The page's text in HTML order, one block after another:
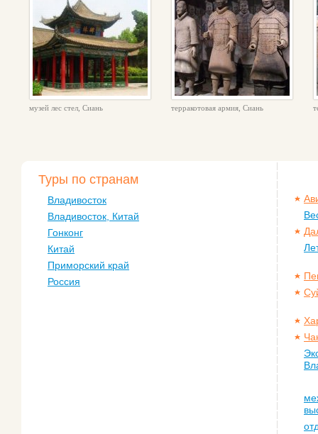
музей лес стел, Сиань терракотовая армия, Сиань
Туры по странам
Владивосток
Владивосток, Китай
Гонконг
Китай
Приморский край
Россия